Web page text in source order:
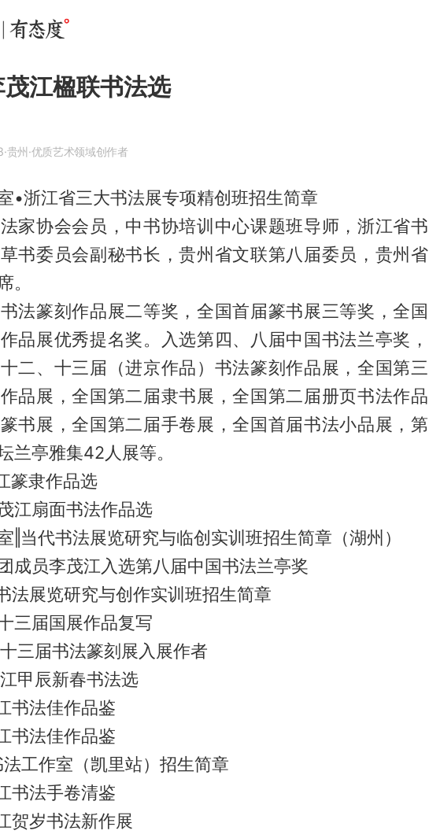
江楹联书法选
·贵州·优质艺术领域创作者
•浙江省三大书法展专项精创班招生简章
家协会会员，中书协培训中心课题班导师，浙江省书
书委员会副秘书长，贵州省文联第八届委员，贵州省
。
法篆刻作品展二等奖，全国首届篆书展三等奖，全国
品展优秀提名奖。入选第四、八届中国书法兰亭奖，
二、十三届（进京作品）书法篆刻作品展，全国第三
品展，全国第二届隶书展，全国第二届册页书法作品
书展，全国第二届手卷展，全国首届书法小品展，第
兰亭雅集42人展等。
篆隶作品选
江扇面书法作品选
‖当代书法展览研究与临创实训班招生简章（湖州）
成员李茂江入选第八届中国书法兰亭奖
法展览研究与创作实训班招生简章
三届国展作品复写
三届书法篆刻展入展作者
甲辰新春书法选
书法佳作品鉴
书法佳作品鉴
工作室（凯里站）招生简章
书法手卷清鉴
贺岁书法新作展